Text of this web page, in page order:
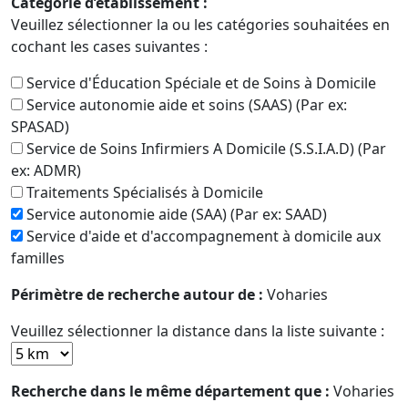
Veuillez sélectionner la ou les catégories souhaitées en
cochant les cases suivantes :
Service d'Éducation Spéciale et de Soins à Domicile
Service autonomie aide et soins (SAAS) (Par ex:
SPASAD)
Service de Soins Infirmiers A Domicile (S.S.I.A.D) (Par
ex: ADMR)
Traitements Spécialisés à Domicile
Service autonomie aide (SAA) (Par ex: SAAD)
Service d'aide et d'accompagnement à domicile aux
familles
Périmètre de recherche autour de : Voharies
Veuillez sélectionner la distance dans la liste suivante :
Recherche dans le même département que : Voharies